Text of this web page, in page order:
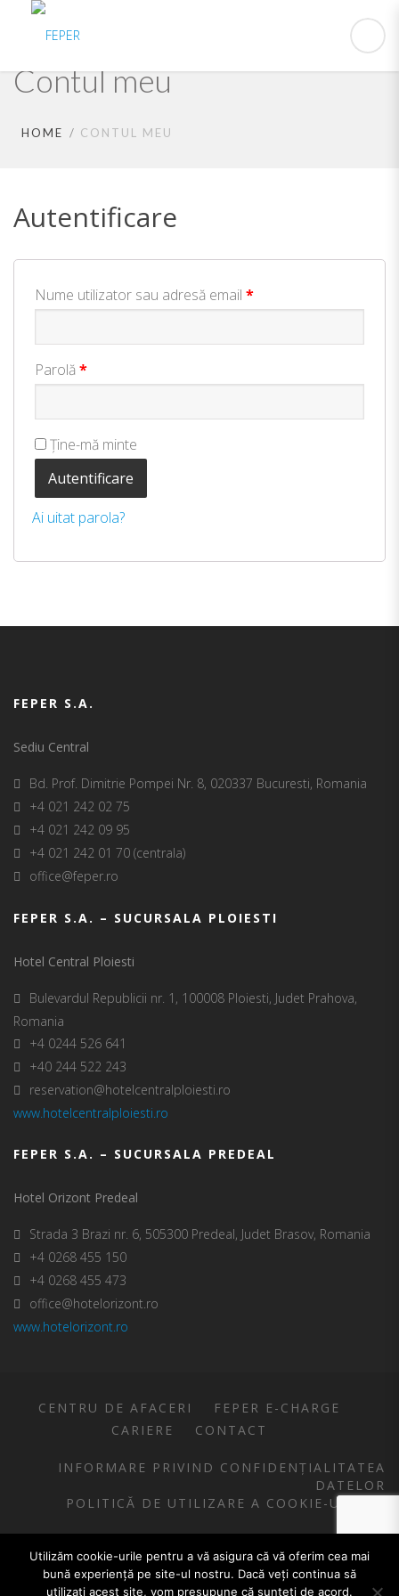
Contul meu
HOME CONTUL MEU
Autentificare
Nume utilizator sau adresă email *Obligatoriu
Parolă*Obligatoriu
Ține-mă minte
Autentificare
Ai uitat parola?
FEPER S.A.
Sediu Central
Bd. Prof. Dimitrie Pompei Nr. 8, 020337 Bucuresti, Romania
+4 021 242 02 75
+4 021 242 09 95
+4 021 242 01 70 (centrala)
office@feper.ro
FEPER S.A. – SUCURSALA PLOIESTI
Hotel Central Ploiesti
Bulevardul Republicii nr. 1, 100008 Ploiesti, Judet Prahova,
Romania
+4 0244 526 641
+40 244 522 243
reservation@hotelcentralploiesti.ro
www.hotelcentralploiesti.ro
FEPER S.A. – SUCURSALA PREDEAL
Hotel Orizont Predeal
Strada 3 Brazi nr. 6, 505300 Predeal, Judet Brasov, Romania
+4 0268 455 150
+4 0268 455 473
office@hotelorizont.ro
www.hotelorizont.ro
CENTRU DE AFACERI
FEPER E-CHARGE
CARIERE
CONTACT
INFORMARE PRIVIND CONFIDENȚIALITATEA
DATELOR
POLITICĂ DE UTILIZARE A COOKIE-URILOR
COPYRIGHT FEPER S.A.
Utilizăm cookie-urile pentru a vă asigura că vă oferim cea mai
bună experiență pe site-ul nostru. Dacă veți continua să
utilizați acest site, vom presupune că sunteți de acord.